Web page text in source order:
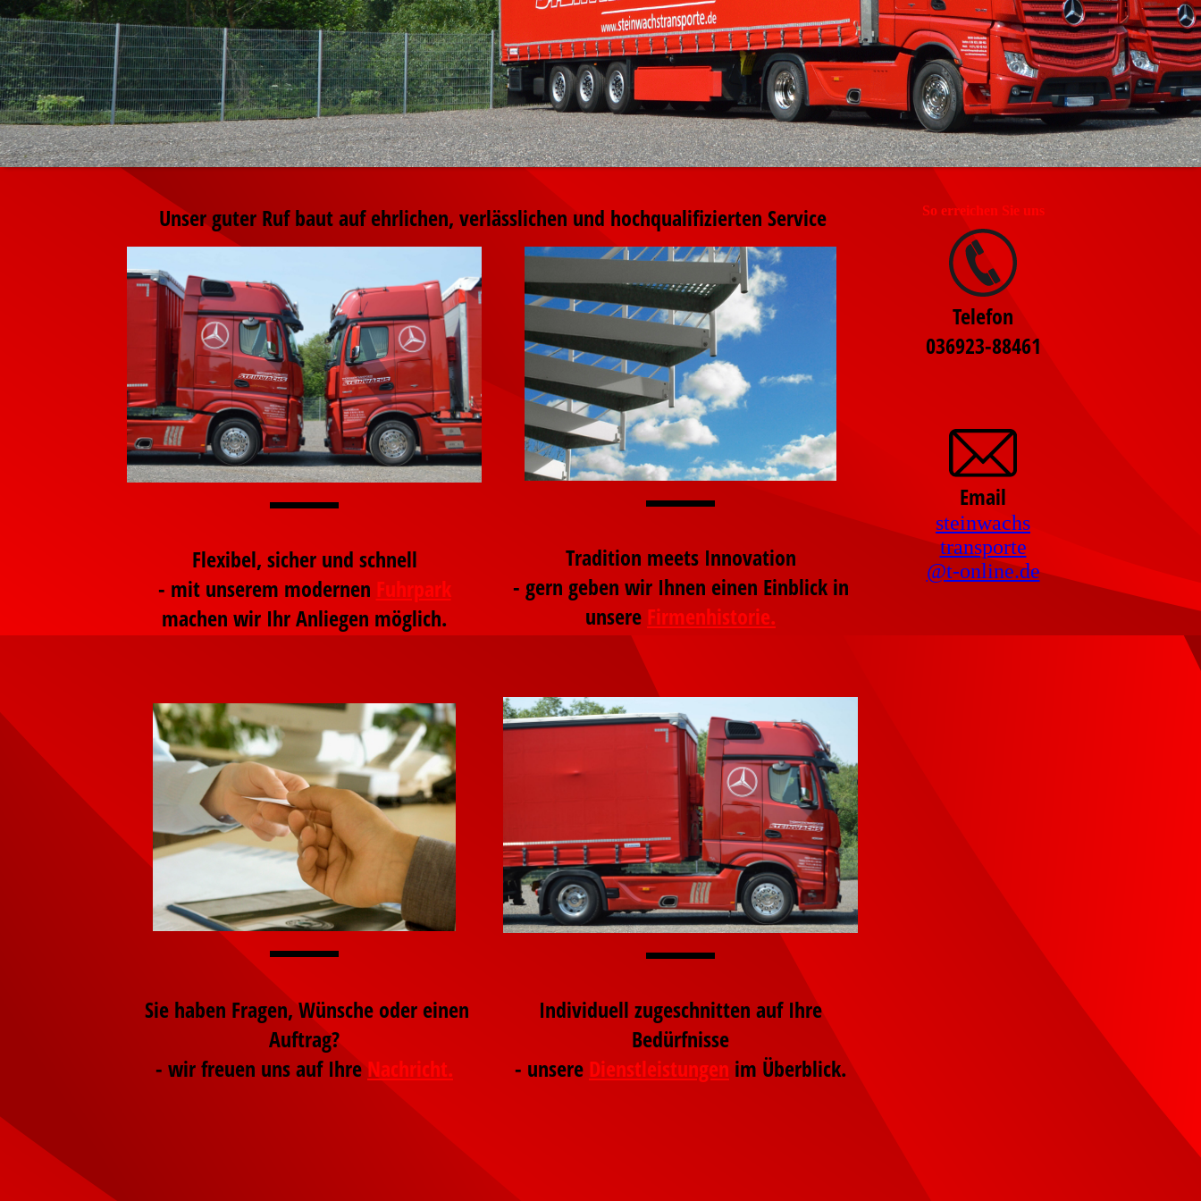
Unser guter Ruf baut auf ehrlichen, verlässlichen und hochqualifizierten Service
Flexibel, sicher und schnell
- mit unserem modernen Fuhrpark
machen wir Ihr Anliegen möglich.
Tradition meets Innovation
- gern geben wir Ihnen einen Einblick in
unsere Firmenhistorie.
Sie haben Fragen, Wünsche oder einen
Auftrag?
- wir freuen uns auf IhreNachricht.
Individuell zugeschnitten auf Ihre
Bedürfnisse
- unsere Dienstleistungen im Überblick.
So erreichen Sie uns
Telefon
036923-88461
Email
steinwachs
transporte
@t-online.de